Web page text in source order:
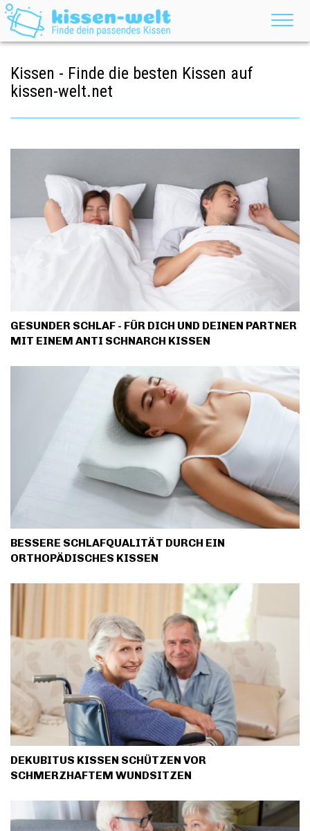
Kissen - Finde die besten Kissen auf
kissen-welt.net
GESUNDER SCHLAF - FÜR DICH UND DEINEN PARTNER
MIT EINEM ANTI SCHNARCH KISSEN
BESSERE SCHLAFQUALITÄT DURCH EIN
ORTHOPÄDISCHES KISSEN
DEKUBITUS KISSEN SCHÜTZEN VOR
SCHMERZHAFTEM WUNDSITZEN